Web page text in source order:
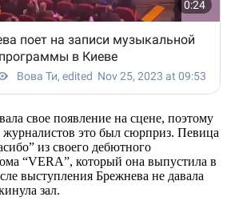
свое появление на сцене, поэтому
журналистов это был сюрприз. Певица
из своего дебютного
“VERA”, который она выпустила в
выступления Брежнева не давала
зал.